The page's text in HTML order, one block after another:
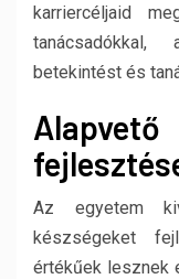
karriercéljaid
betekintést és
Az egyetem
készségeket
értékűek lesznek